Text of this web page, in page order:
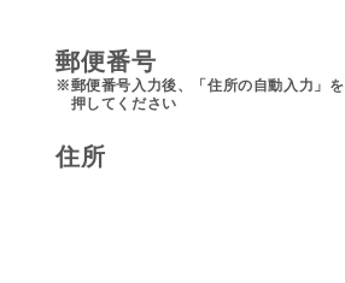
郵便番号
※郵便番号入力後、「住所の自動入力」を
押してください
住所